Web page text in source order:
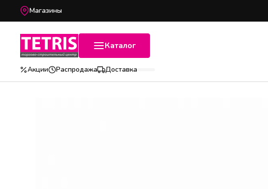
Магазины
Каталог
Акции
Распродажа Доставка